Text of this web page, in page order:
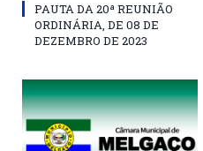
PAUTA DA 20ª REUNIÃO
ORDINÁRIA, DE 08 DE
DEZEMBRO DE 2023